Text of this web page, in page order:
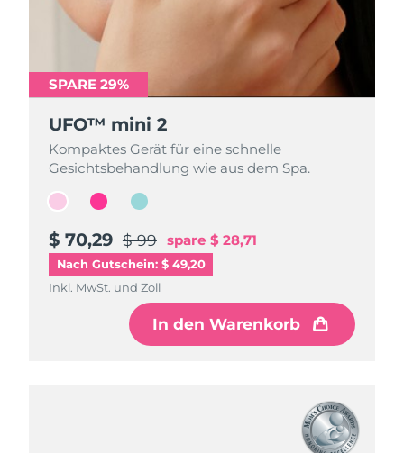
SPARE 29%
UFO™ mini 2
Kompaktes Gerät für eine schnelle
Gesichtsbehandlung wie aus dem Spa.
$ 70,29 $ 99 spare $ 28,71
Nach Gutschein: $ 49,20
Inkl. MwSt. und Zoll
In den Warenkorb
SPARE 29%
UFO™ mini 2
Kompaktes Gerät für eine schnelle
Gesichtsbehandlung wie aus dem Spa.
$ 70,29 $ 99 spare $ 28,71
Inkl. MwSt. und Zoll
In den Warenkorb
SPARE 29%
UFO™ mini 2
Kompaktes Gerät für eine schnelle
Gesichtsbehandlung wie aus dem Spa.
$ 70,29 $ 99 spare $ 28,71
Inkl. MwSt. und Zoll
In den Warenkorb